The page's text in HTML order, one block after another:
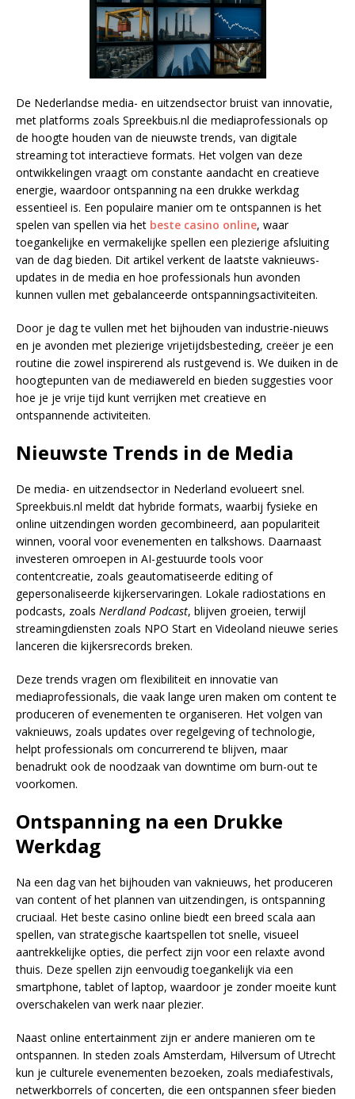
De Nederlandse media- en uitzendsector bruist van innovatie,
met platforms zoals Spreekbuis.nl die mediaprofessionals op
de hoogte houden van de nieuwste trends, van digitale
streaming tot interactieve formats. Het volgen van deze
ontwikkelingen vraagt om constante aandacht en creatieve
energie, waardoor ontspanning na een drukke werkdag
essentieel is. Een populaire manier om te ontspannen is het
spelen van spellen via het beste casino online, waar
toegankelijke en vermakelijke spellen een plezierige afsluiting
van de dag bieden. Dit artikel verkent de laatste vaknieuws-
updates in de media en hoe professionals hun avonden
kunnen vullen met gebalanceerde ontspanningsactiviteiten.
Door je dag te vullen met het bijhouden van industrie-nieuws
en je avonden met plezierige vrijetijdsbesteding, creëer je een
routine die zowel inspirerend als rustgevend is. We duiken in de
hoogtepunten van de mediawereld en bieden suggesties voor
hoe je je vrije tijd kunt verrijken met creatieve en
ontspannende activiteiten.
Nieuwste Trends in de Media
De media- en uitzendsector in Nederland evolueert snel.
Spreekbuis.nl meldt dat hybride formats, waarbij fysieke en
online uitzendingen worden gecombineerd, aan populariteit
winnen, vooral voor evenementen en talkshows. Daarnaast
investeren omroepen in AI-gestuurde tools voor
contentcreatie, zoals geautomatiseerde editing of
gepersonaliseerde kijkerservaringen. Lokale radiostations en
podcasts, zoals Nerdland Podcast, blijven groeien, terwijl
streamingdiensten zoals NPO Start en Videoland nieuwe series
lanceren die kijkersrecords breken.
Deze trends vragen om flexibiliteit en innovatie van
mediaprofessionals, die vaak lange uren maken om content te
produceren of evenementen te organiseren. Het volgen van
vaknieuws, zoals updates over regelgeving of technologie,
helpt professionals om concurrerend te blijven, maar
benadrukt ook de noodzaak van downtime om burn-out te
voorkomen.
Ontspanning na een Drukke
Werkdag
Na een dag van het bijhouden van vaknieuws, het produceren
van content of het plannen van uitzendingen, is ontspanning
cruciaal. Het beste casino online biedt een breed scala aan
spellen, van strategische kaartspellen tot snelle, visueel
aantrekkelijke opties, die perfect zijn voor een relaxte avond
thuis. Deze spellen zijn eenvoudig toegankelijk via een
smartphone, tablet of laptop, waardoor je zonder moeite kunt
overschakelen van werk naar plezier.
Naast online entertainment zijn er andere manieren om te
ontspannen. In steden zoals Amsterdam, Hilversum of Utrecht
kun je culturele evenementen bezoeken, zoals mediafestivals,
netwerkborrels of concerten, die een ontspannen sfeer bieden